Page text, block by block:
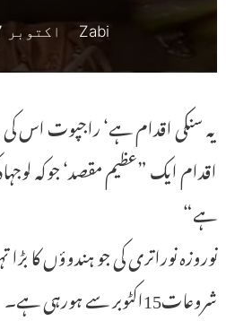
Zabi اکتوبر 17, 2023
یہ سنکی اقدام ہے‘ راجپوت اس
اقدام ایک ”عظیم مقصد‘ جوکہ
ہے“
نوروزہ نوراتری کی جو ہندوؤں کا
شروعات15اکٹوبر سے ہورہی ہے۔